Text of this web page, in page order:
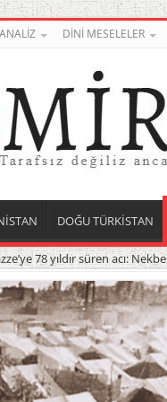
ANALİZ DİNİ MESELELER
DOĞU TÜRKİSTAN
78 yıldır süren acı: Nekbe